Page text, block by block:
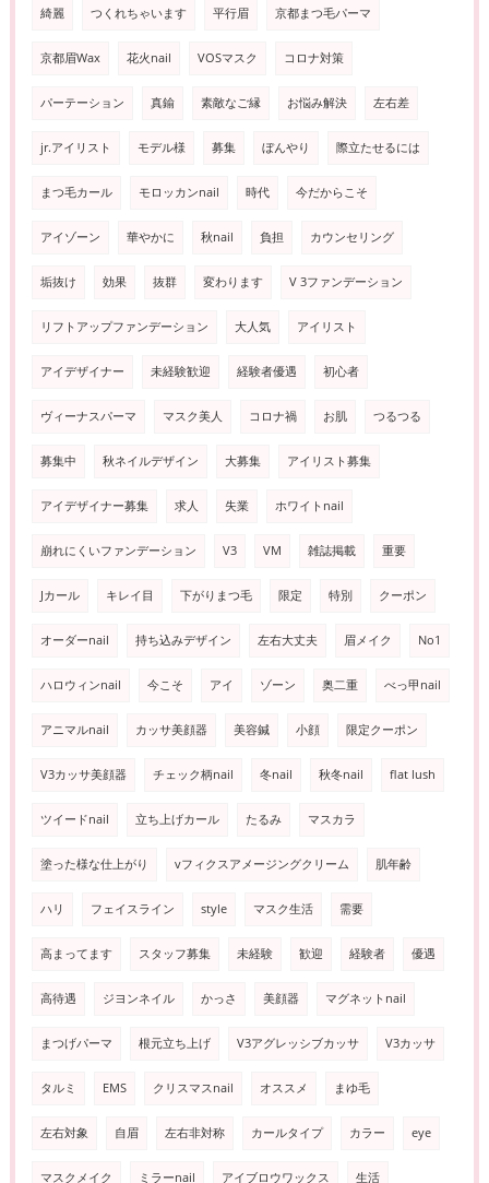
綺麗 つくれちゃいます 平行眉 京都まつ毛パーマ
京都眉Wax 花火nail VOSマスク コロナ対策
パーテーション 真鍮 素敵なご縁 お悩み解決 左右差
jr.アイリスト モデル様 募集 ぼんやり 際立たせるには
まつ毛カール モロッカンnail 時代 今だからこそ
アイゾーン 華やかに 秋nail 負担 カウンセリング
垢抜け 効果 抜群 変わります V 3ファンデーション
リフトアップファンデーション 大人気 アイリスト
アイデザイナー 未経験歓迎 経験者優遇 初心者
ヴィーナスパーマ マスク美人 コロナ禍 お肌 つるつる
募集中 秋ネイルデザイン 大募集 アイリスト募集
アイデザイナー募集 求人 失業 ホワイトnail
崩れにくいファンデーション V3 VM 雑誌掲載 重要
Jカール キレイ目 下がりまつ毛 限定 特別 クーポン
オーダーnail 持ち込みデザイン 左右大丈夫 眉メイク No1
ハロウィンnail 今こそ アイ ゾーン 奥二重 べっ甲nail
アニマルnail カッサ美顔器 美容鍼 小顔 限定クーポン
V3カッサ美顔器 チェック柄nail 冬nail 秋冬nail flat lush
ツイードnail 立ち上げカール たるみ マスカラ
塗った様な仕上がり vフィクスアメージングクリーム 肌年齢
ハリ フェイスライン style マスク生活 需要
高まってます スタッフ募集 未経験 歓迎 経験者 優遇
高待遇 ジヨンネイル かっさ 美顔器 マグネットnail
まつげパーマ 根元立ち上げ V3アグレッシブカッサ V3カッサ
タルミ EMS クリスマスnail オススメ まゆ毛
左右対象 自眉 左右非対称 カールタイプ カラー eye
マスクメイク ミラーnail アイブロウワックス 生活